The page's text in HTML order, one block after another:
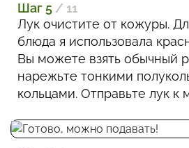
Шаг 5 / 11
Лук очистите от кожуры.
блюда я использовала
Вы можете взять обычный
нарежьте тонкими
кольцами. Отправьте лук к